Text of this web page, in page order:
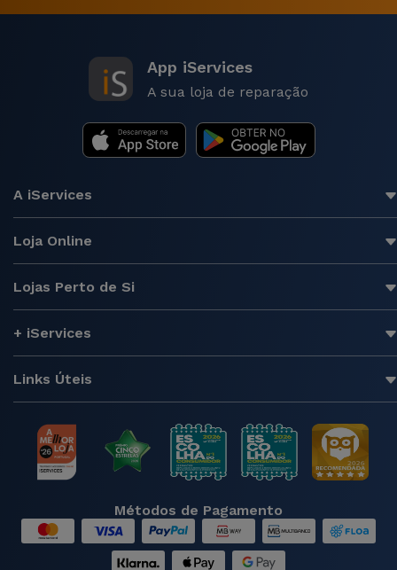
App iServices
A sua loja de reparação
A iServices
Loja Online
Lojas Perto de Si
+ iServices
Links Úteis
Métodos de Pagamento